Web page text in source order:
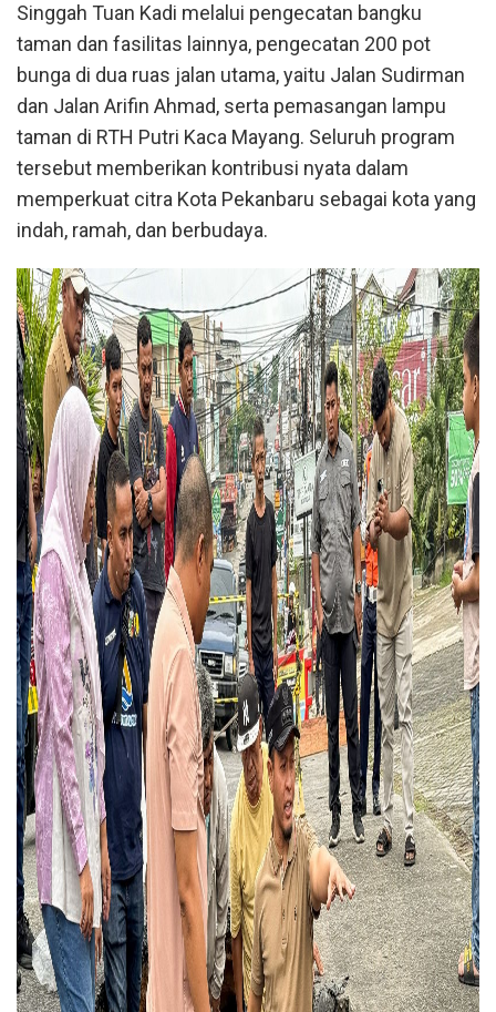
Singgah Tuan Kadi melalui pengecatan bangku
taman dan fasilitas lainnya, pengecatan 200 pot
bunga di dua ruas jalan utama, yaitu Jalan Sudirman
dan Jalan Arifin Ahmad, serta pemasangan lampu
taman di RTH Putri Kaca Mayang. Seluruh program
tersebut memberikan kontribusi nyata dalam
memperkuat citra Kota Pekanbaru sebagai kota yang
indah, ramah, dan berbudaya.